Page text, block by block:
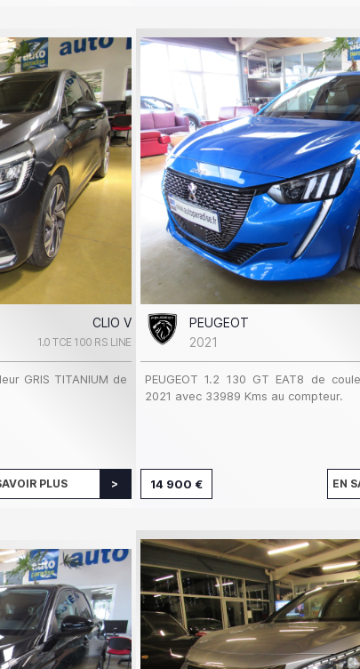
CLIO V
1.0 TCE 100 RS LINE
GRIS TITANIUM de
PLUS
PEUGEOT
2021
PEUGEOT 1.2 130 GT EAT8 de
2021 avec 33989 Kms au compteur.
14 900 € EN